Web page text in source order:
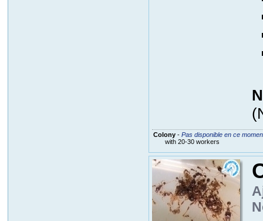
Colony- Pas disponible en ce
with 20-30 workers